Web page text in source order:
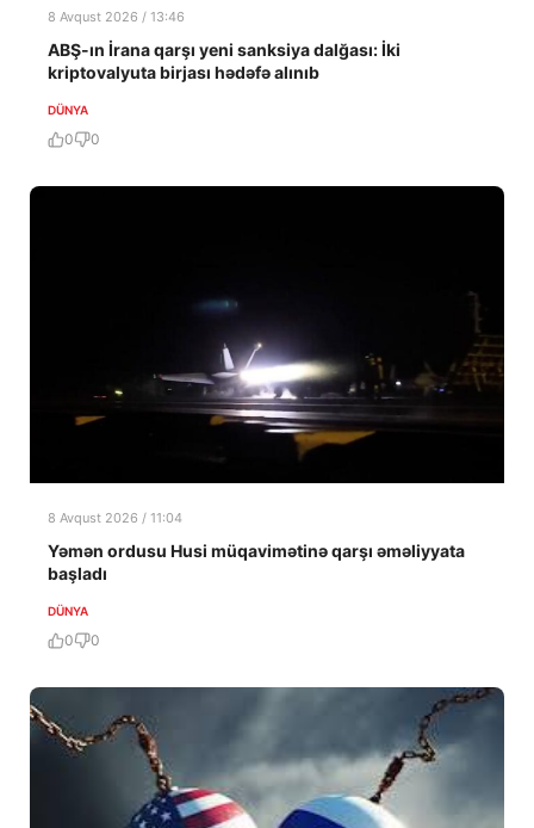
8 Avqust 2026 / 13:46
ABŞ-ın İrana qarşı yeni sanksiya dalğası: İki
kriptovalyuta birjası hədəfə alınıb
DÜNYA
0 0
8 Avqust 2026 / 11:04
Yəmən ordusu Husi müqavimətinə qarşı əməliyyata
başladı
DÜNYA
0 0